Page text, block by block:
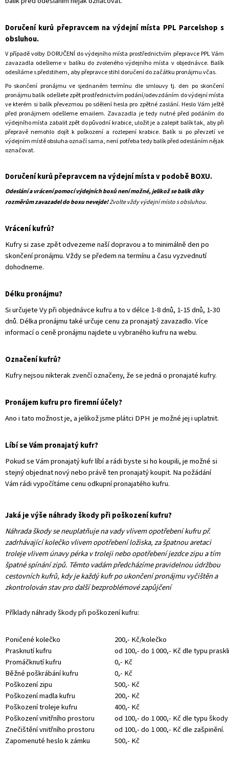
Doručení kurů přepravcem na výdejní místa PPL Parcelshop s
obsluhou.
V případě volby DORUČENÍ do výdejního místa prostřednictvím přepravce PPL Vám
zavazadla odešleme v balíku do zvoleného výdejního místa v objednávce. Balík
odesíláme s předstihem, aby přepravce stihl doručení do začátku pronájmu včas.
Po skončení pronájmu ve sjednaném termínu dle smlouvy tj. den po skončení
pronájmu balík odešlete zpět prostřednictvím podání/odevzdáním do výdejní místa
ve kterém si balík převezmou po sdělení hesla pro zpětné zaslání. Heslo Vám ještě
před pronájmem odešleme emailem. Zavazadla je tedy nutné před podáním do
výdejního místa zabalit zpět do původní krabice, uložit je a zalepit balík tak, aby při
přepravě nemohlo dojít k poškození a rozlepení krabice. Balík si po převzetí ve
výdejním místě obsluha označí sama, není potřeba tedy balík před odesláním nějak
označovat.
Doručení kurů přepravcem na výdejní místa v podobě BOXU.
Odeslání a vrácení pomocí výdejních boxů není možné, jelikož se balík díky
rozměrům zavazadel do boxu nevejde!Zvolte vždy výdejní místo s obsluhou.
Vrácení kufrů?
Kufry si zase zpět odvezeme naší dopravou a to minimálně den po
skončení pronájmu. Vždy se předem na termínu a času vyzvednutí
dohodneme.
Délku pronájmu?
Si určujete Vy při objednávce kufru a to v délce 1-8 dnů, 1-15 dnů, 1-30
dnů. Délka pronájmu také určuje cenu za pronajatý zavazadlo. Více
informací o ceně pronájmu najdete u vybraného kufru na webu.
Označení kufrů?
Kufry nejsou nikterak zvenčí označeny, že se jedná o pronajaté kufry.
Pronájem kufru pro firemní účely?
Ano i tato možnost je, a jelikož jsme plátci DPH je možné jej i uplatnit.
Líbí se Vám pronajatý kufr?
Pokud se Vám pronajatý kufr líbí a rádi byste si ho koupili, je možné si
stejný objednat nový nebo právě ten pronajatý koupit. Na požádání
Vám rádi vypočítáme cenu odkupní pronajatého kufru.
Jaká je výše náhrady škody při poškození kufru?
Náhrada škody se neuplatňuje na vady vlivem opotřebení kufru př.
zadrhávající kolečko vlivem opotřebení ložiska, za špatnou aretaci
troleje vlivem únavy pérka v troleji nebo opotřebení jezdce zipu a tím
špatné spínání zipů. Těmto vadám předcházíme pravidelnou údržbou
cestovních kufrů, kdy je každý kufr po ukončení pronájmu vyčištěn a
zkontrolován stav pro další bezproblémové zapůjčení
Příklady náhrady škody při poškození kufru:
Poničené kolečko
200,- Kč/kolečko
Prasknutí kufru
od 100,- do 1 000,- Kč dle typu
Promáčknutí kufru
0,- Kč
Běžné poškrábání kufru
0,- Kč
Poškození zipu
500,- Kč
Poškození madla kufru
200,- Kč
Poškození troleje kufru
400,- Kč
Poškození vnitřního prostoru
od 100,- do 1 000,- Kč dle typu škody
Znečištění vnitřního prostoru
od 100,- do 1 000,- Kč dle zašpinění.
Zapomenuté heslo k zámku
500,- Kč